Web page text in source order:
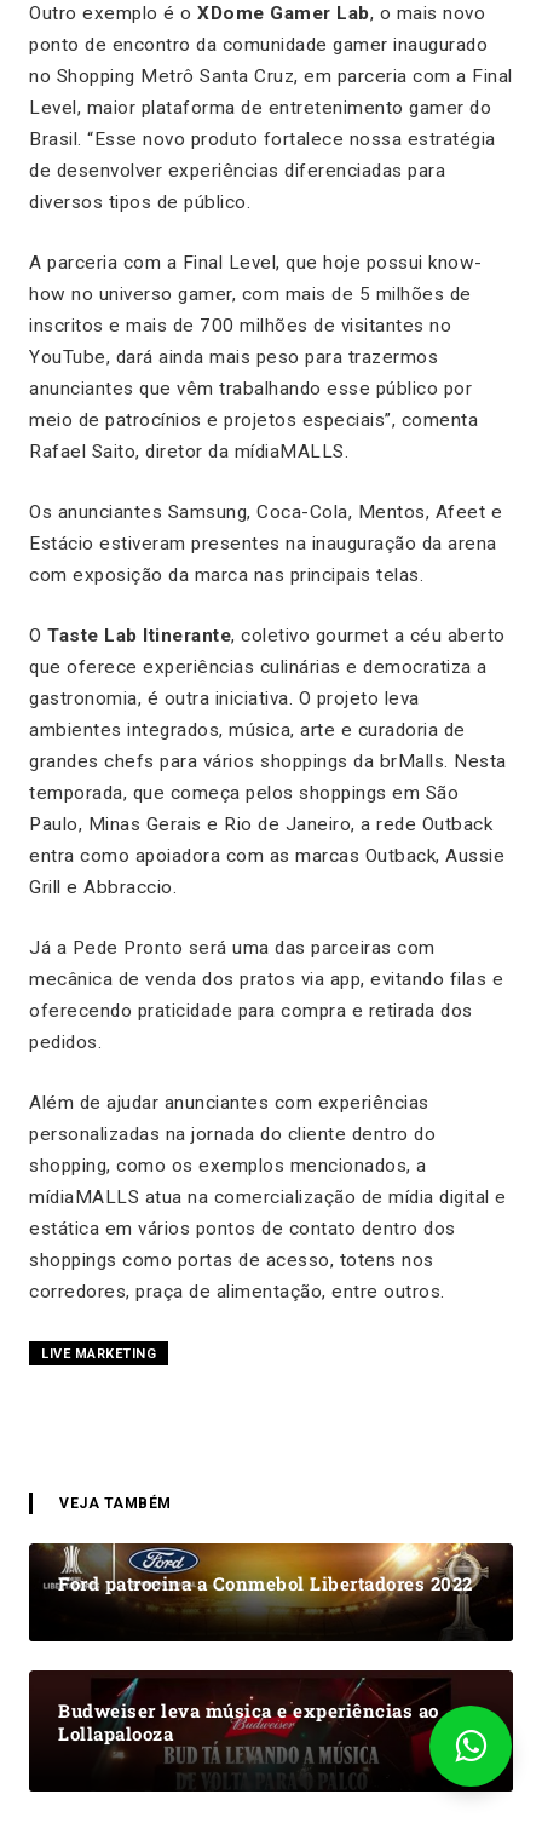
Outro exemplo é o XDome Gamer Lab, o mais novo
ponto de encontro da comunidade gamer inaugurado
no Shopping Metrô Santa Cruz, em parceria com a Final
Level, maior plataforma de entretenimento gamer do
Brasil. “Esse novo produto fortalece nossa estratégia
de desenvolver experiências diferenciadas para
diversos tipos de público.
A parceria com a Final Level, que hoje possui know-
how no universo gamer, com mais de 5 milhões de
inscritos e mais de 700 milhões de visitantes no
YouTube, dará ainda mais peso para trazermos
anunciantes que vêm trabalhando esse público por
meio de patrocínios e projetos especiais”, comenta
Rafael Saito, diretor da mídiaMALLS.
Os anunciantes Samsung, Coca-Cola, Mentos, Afeet e
Estácio estiveram presentes na inauguração da arena
com exposição da marca nas principais telas.
O Taste Lab Itinerante, coletivo gourmet a céu aberto
que oferece experiências culinárias e democratiza a
gastronomia, é outra iniciativa. O projeto leva
ambientes integrados, música, arte e curadoria de
grandes chefs para vários shoppings da brMalls. Nesta
temporada, que começa pelos shoppings em São
Paulo, Minas Gerais e Rio de Janeiro, a rede Outback
entra como apoiadora com as marcas Outback, Aussie
Grill e Abbraccio.
Já a Pede Pronto será uma das parceiras com
mecânica de venda dos pratos via app, evitando filas e
oferecendo praticidade para compra e retirada dos
pedidos.
Além de ajudar anunciantes com experiências
personalizadas na jornada do cliente dentro do
shopping, como os exemplos mencionados, a
mídiaMALLS atua na comercialização de mídia digital e
estática em vários pontos de contato dentro dos
shoppings como portas de acesso, totens nos
corredores, praça de alimentação, entre outros.
LIVE MARKETING
VEJA TAMBÉM
Ford patrocina a Conmebol Libertadores 2022
Budweiser leva música e experiências ao
Lollapalooza